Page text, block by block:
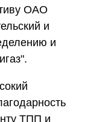
ОАО
и
и
ТПП и